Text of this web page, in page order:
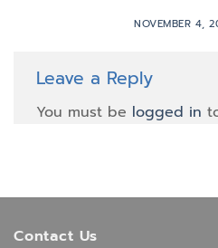
NOVEMBER 4,
Leave a Reply
You must be logged in
Contact Us